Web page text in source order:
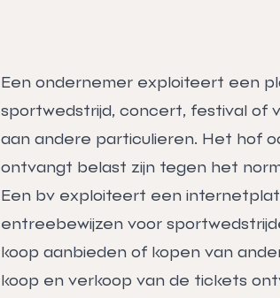
Een ondernemer exploiteert een
sportwedstrijd, concert, festival of
aan andere particulieren. Het hof
ontvangt belast zijn tegen het
Een bv exploiteert een
entreebewijzen voor
koop aanbieden of kopen van
koop en verkoop van de tickets